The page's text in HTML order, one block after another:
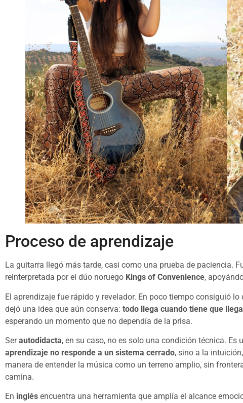
Proceso de aprendizaje
La guitarra llegó más tarde, casi como una prueba de paciencia.
reinterpretada por el dúo noruego Kings of Convenience,
El aprendizaje fue rápido y revelador. En poco tiempo consiguió
dejó una idea que aún conserva: todo llega cuando tiene que
esperando un momento que no dependía de la prisa.
Serautodidacta, en su caso, no es solo una condición técnica. Es
aprendizaje no responde a un sistema cerrado, sino a la
manera de entender la música como un terreno amplio, sin
camina.
En inglés encuentra una herramienta que amplía el alcance